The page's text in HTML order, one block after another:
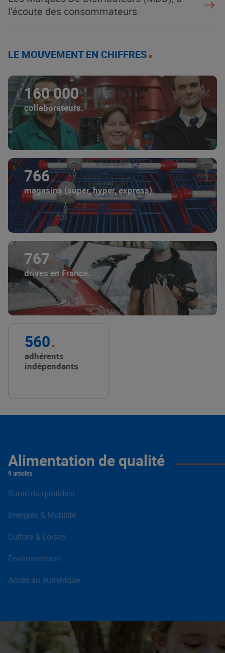
l’écoute des consommateurs
LE MOUVEMENT EN CHIFFRES
160 000
collaborateurs.
766
magasins (super, hyper, express).
767
drives en France.
560
adhérents
indépendants
Alimentation de qualité
9 articles
Santé du quotidien
Énergies & Mobilité
Culture & Loisirs
Environnement
Accès au numérique